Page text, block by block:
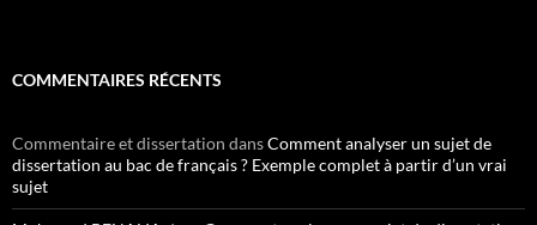
COMMENTAIRES RÉCENTS
Commentaire et dissertation dansComment analyser un sujet de
dissertation au bac de français ? Exemple complet à partir d’un vrai
sujet